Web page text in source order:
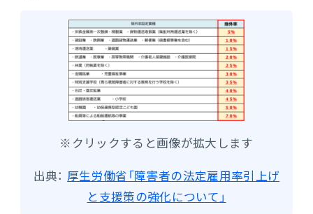
※クリックすると画像が拡大します
出典： 厚生労働省「障害者の法定雇用率引上げ
と支援策の強化について」